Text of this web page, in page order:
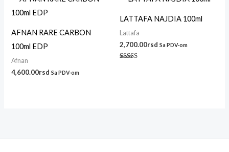
AFNAN RARE CARBON
100ml EDP
Afnan
4,600.00rsd Sa PDV-om
LATTAFA NAJDIA 100ml
Lattafa
2,700.00rsd Sa PDV-om